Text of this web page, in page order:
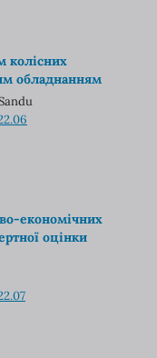
колісних
обладнанням
економічних
оцінки